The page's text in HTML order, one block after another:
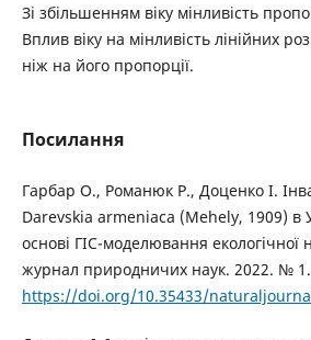
Зі збільшенням віку мінливість
Вплив віку на мінливість лінійних
ніж на його пропорції.
Посилання
Гарбар О., Романюк Р., Доценко І.
Darevskia armeniaca (Mehely, 1909) в
основі ГІС-моделювання екологічної
журнал природничих наук. 2022. №
https://doi.org/10.35433/